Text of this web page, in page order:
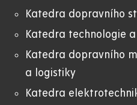
Katedra dopravního
Katedra technologie
Katedra dopravního
a logistiky
Katedra